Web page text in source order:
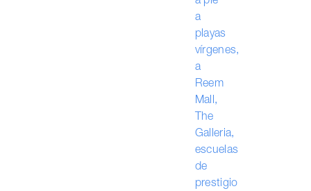
a
playas
vírgenes,
a
Reem
Mall,
The
Galleria,
escuelas
de
prestigio